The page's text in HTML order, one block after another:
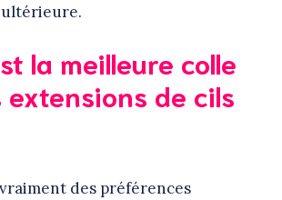
la meilleure colle
extensions de cils
des préférences